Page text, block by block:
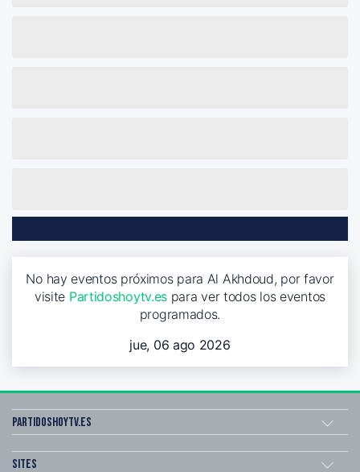
No hay eventos próximos para Al Akhdoud, por favor
visite Partidoshoytv.es para ver todos los eventos
programados.
jue, 06 ago 2026
Partidoshoytv.es
Sites